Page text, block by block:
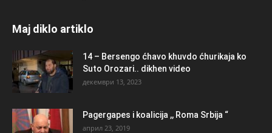
Maj diklo artiklo
14 – Bersengo ćhavo khuvdo ćhurikaja ko
Suto Orozari.. dikhen video
декември 13, 2023
Pagergapes i koalicija ,, Roma Srbija “
април 23, 2019